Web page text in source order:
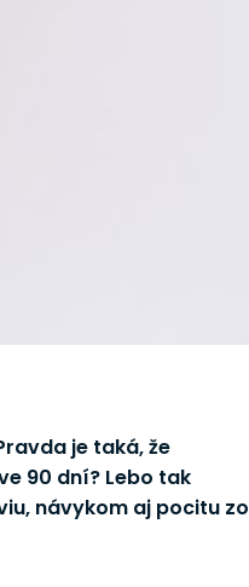
je taká, že
90 dní? Lebo tak
návykom aj pocitu zo